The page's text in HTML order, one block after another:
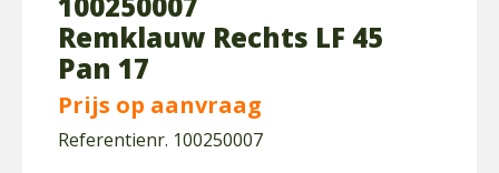
Remklauw Rechts LF 45
Pan 17
Prijs op aanvraag
Referentienr. 100250007